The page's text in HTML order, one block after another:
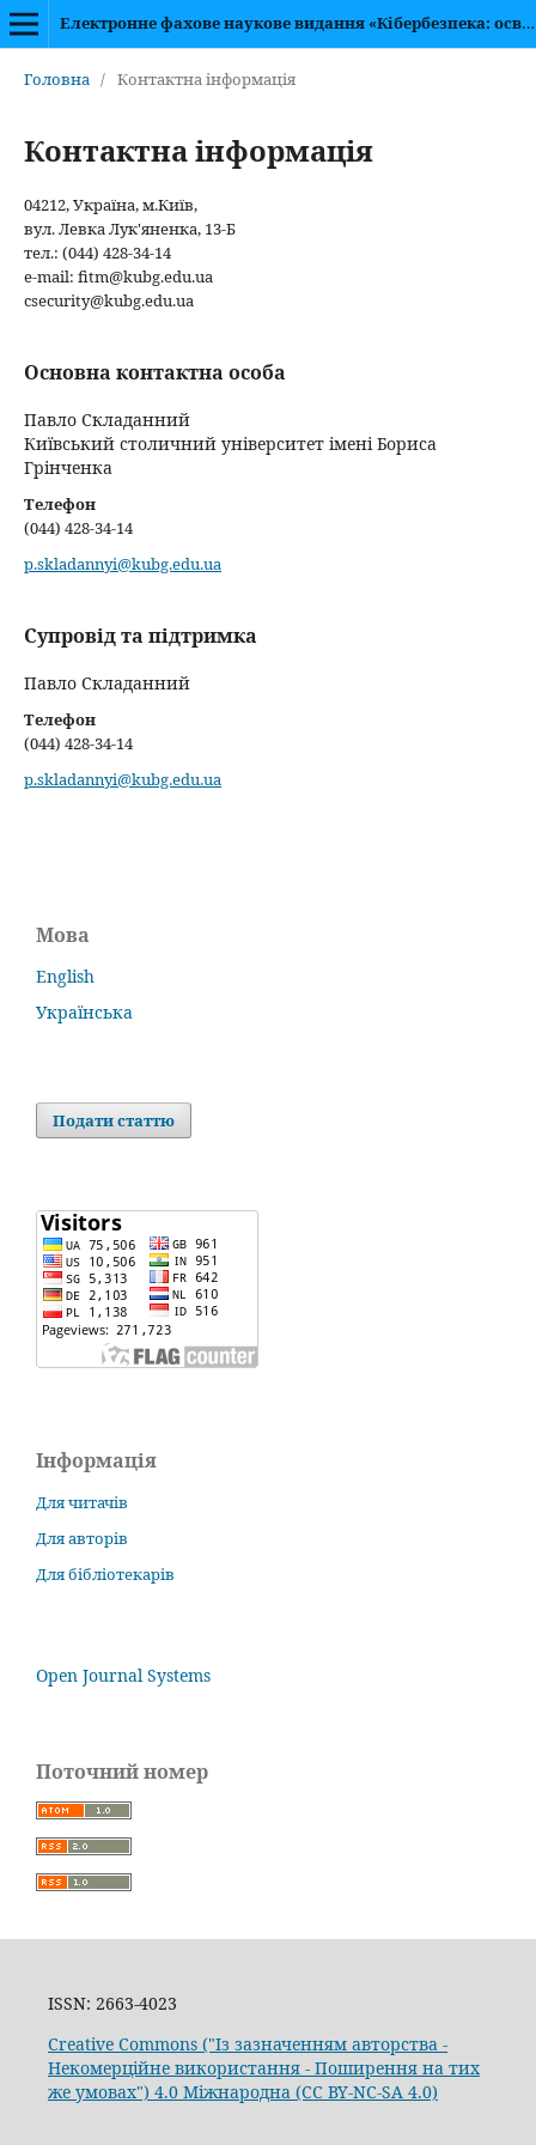
Електронне фахове наукове видання «Кібербезпека: освіта, наука, техніка»
Головна / Контактна інформація
Контактна інформація
04212, Україна, м.Київ,
вул. Левка Лук'яненка, 13-Б
тел.: (044) 428-34-14
e-mail: fitm@kubg.edu.ua
csecurity@kubg.edu.ua
Основна контактна особа
Павло Складанний
Київський столичний університет імені Бориса
Грінченка
Телефон
(044) 428-34-14
p.skladannyi@kubg.edu.ua
Супровід та підтримка
Павло Складанний
Телефон
(044) 428-34-14
p.skladannyi@kubg.edu.ua
Мова
English
Українська
Подати статтю
Інформація
Для читачів
Для авторів
Для бібліотекарів
Open Journal Systems
Поточний номер
ISSN: 2663-4023
Creative Commons ("Із зазначенням авторства -
Некомерційне використання - Поширення на тих
же умовах") 4.0 Міжнародна (CC BY-NC-SA 4.0)